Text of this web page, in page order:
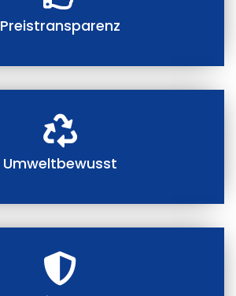
Preistransparenz
Umweltbewusst